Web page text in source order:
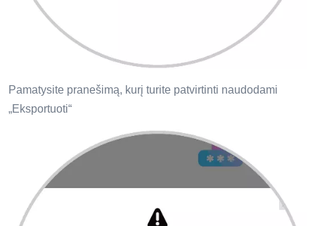
Pamatysite pranešimą, kurį turite patvirtinti naudodami
„Eksportuoti“